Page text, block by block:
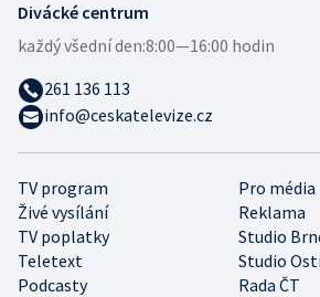
TV program
Pro média
Živé vysílání
Reklama
TV poplatky
Studio
Teletext
Studio
Podcasty
Rada ČT
Divácké centrum
každý všední den:8:00—16:00 hodin
261 136 113
info@ceskatelevize.cz